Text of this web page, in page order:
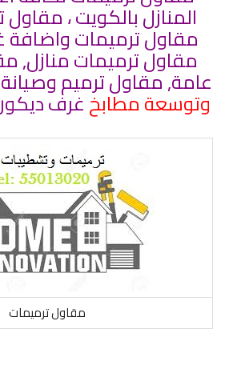
المنازل بالكويت ،
مقاول ترميمات
مقاول ترميمات منازل,
عامة, مقاول ترميم
وتوسعة مطابخغرف
مقاول ترميمات